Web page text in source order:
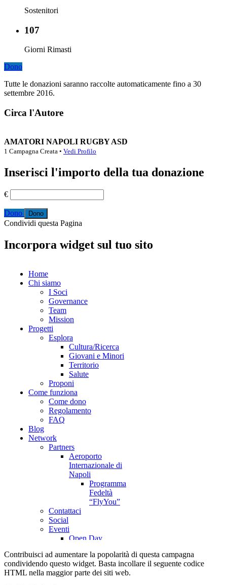
Sostenitori
107
Giorni Rimasti
Dono
Tutte le donazioni saranno raccolte automaticamente fino a 30
settembre 2016.
Circa l'Autore
AMATORI NAPOLI RUGBY ASD
1 Campagna Creata • Vedi Profilo
Inserisci l'importo della tua donazione
€
Dono
Condividi questa Pagina
Incorpora widget sul tuo sito
Contribuisci ad aumentare la popolarità di questa campagna
condividendo questo widget. Basta incollare il seguente codice
HTML nella maggior parte dei siti web.